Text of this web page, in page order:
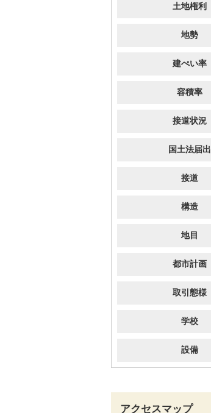
土地権利
地勢
建ぺい率
容積率
接道状況
国土法届出
接道
構造
地目
都市計画
取引態様
学校
設備
アクセスマップ